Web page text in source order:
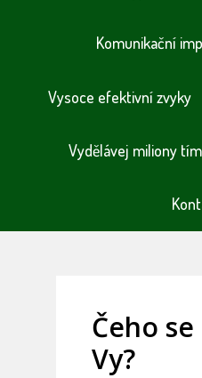
Komunikační
Vysoce efektivní zvyky
Vydělávej miliony
Čeho
Vy?